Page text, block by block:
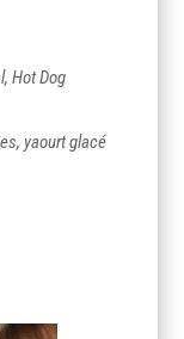
Hot Dog
yaourt glacé